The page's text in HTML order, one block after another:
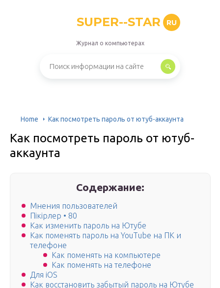
SUPER--STAR RU
Журнал о компьютерах
Home Как посмотреть пароль от ютуб-аккаунта
Как посмотреть пароль от ютуб-
аккаунта
Содержание:
Мнения пользователей
Пікірлер • 80
Как изменить пароль на Ютубе
Как поменять пароль на YouTube на ПК и
телефоне
Как поменять на компьютере
Как поменять на телефоне
Для iOS
Как восстановить забытый пароль на Ютубе